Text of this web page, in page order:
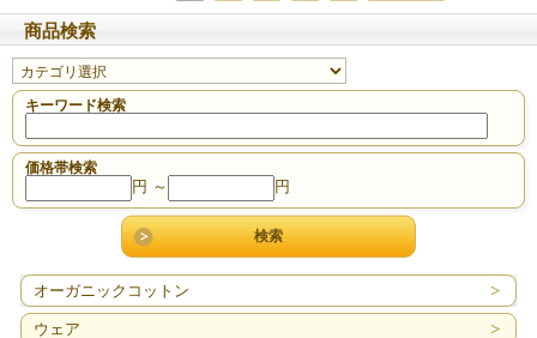
商品検索
キーワード検索
価格帯検索
円 ～ 円
オーガニックコットン
ウェア